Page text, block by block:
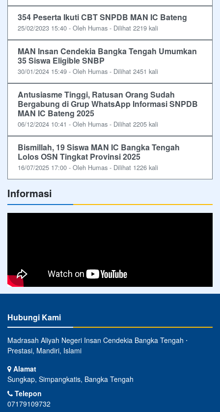
354 Peserta Ikuti CBT SNPDB MAN IC Bateng
25/02/2023 15:40 - Oleh Humas - Dilihat 2219 kali
MAN Insan Cendekia Bangka Tengah Umumkan
35 Siswa Eligible SNBP
30/01/2024 15:49 - Oleh Humas - Dilihat 2451 kali
Antusiasme Tinggi, Ratusan Orang Sudah
Bergabung di Grup WhatsApp Informasi SNPDB
MAN IC Bateng 2025
06/12/2024 10:41 - Oleh Humas - Dilihat 2205 kali
Bismillah, 19 Siswa MAN IC Bangka Tengah
Lolos OSN Tingkat Provinsi 2025
16/07/2025 17:00 - Oleh Humas - Dilihat 1226 kali
Informasi
Hubungi Kami
Madrasah Aliyah Negeri Insan Cendekia Bangka Tengah ⋅
Prestasi, Mandiri, Islami
Alamat
Sungkap, Simpangkatis, Bangka Tengah
Telepon
07179109732